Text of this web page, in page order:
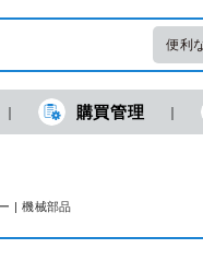
便利
購買管理
| 機械部品